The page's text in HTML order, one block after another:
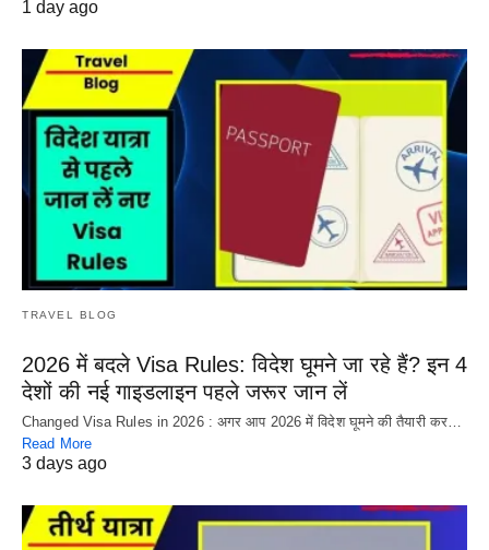
1 day ago
TRAVEL BLOG
2026 में बदले Visa Rules: विदेश घूमने जा रहे हैं? इन 4
देशों की नई गाइडलाइन पहले जरूर जान लें
Changed Visa Rules in 2026 : अगर आप 2026 में विदेश घूमने की तैयारी कर…
Read More
3 days ago